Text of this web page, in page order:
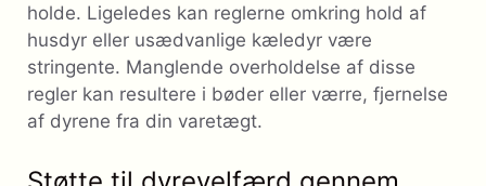
holde. Ligeledes kan reglerne omkring hold af
husdyr eller usædvanlige kæledyr være
stringente. Manglende overholdelse af disse
regler kan resultere i bøder eller værre, fjernelse
af dyrene fra din varetægt.